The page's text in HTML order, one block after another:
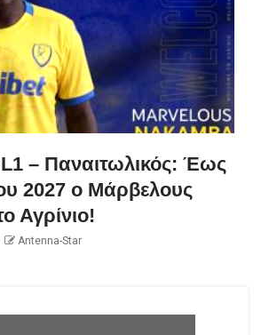
– Παναιτωλικός: Έως
2027 ο Μάρβελους
Αγρίνιο!
Antenna-Star